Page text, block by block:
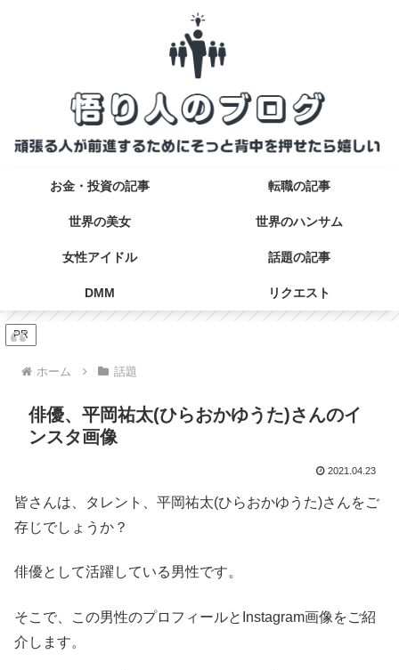
お金・投資の記事 転職の記事
世界の美女 世界のハンサム
女性アイドル 話題の記事
DMM リクエスト
PR
ホーム 話題
俳優、平岡祐太(ひらおかゆうた)さんのイ
ンスタ画像
2021.04.23
皆さんは、タレント、平岡祐太(ひらおかゆうた)さんをご
存じでしょうか？
俳優として活躍している男性です。
そこで、この男性のプロフィールとInstagram画像をご紹
介します。